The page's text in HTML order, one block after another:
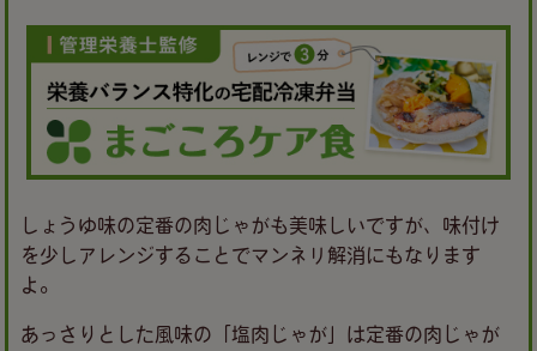
しょうゆ味の定番の肉じゃがも美味しいですが、味付け
を少しアレンジすることでマンネリ解消にもなります
よ。
あっさりとした風味の「塩肉じゃが」は定番の肉じゃが